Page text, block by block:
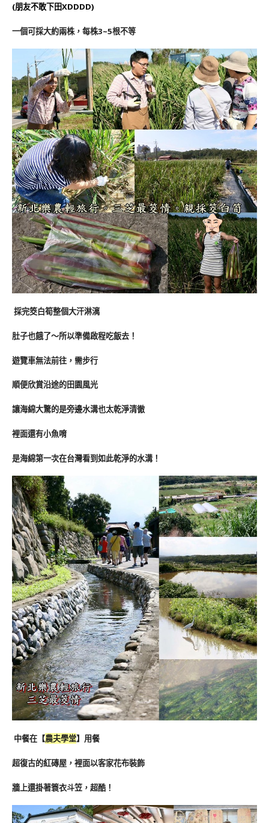
(朋友不敢下田XDDDD)
一個可採大約兩株，每株3~5根不等
採完筊白筍整個大汗淋漓
肚子也餓了～所以準備啟程吃飯去！
遊覽車無法前往，需步行
順便欣賞沿途的田園風光
讓海綿大驚的是旁邊水溝也太乾淨清徹
裡面還有小魚唷
是海綿第一次在台灣看到如此乾淨的水溝！
中餐在【農夫學堂】用餐
超復古的紅磚屋，裡面以客家花布裝飾
牆上還掛著簑衣斗笠，超酷！